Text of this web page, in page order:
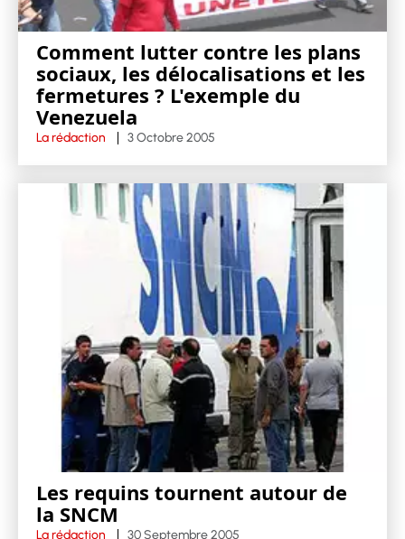
Comment lutter contre les plans
sociaux, les délocalisations et les
fermetures ? L'exemple du
Venezuela
La rédaction 3 Octobre 2005
Les requins tournent autour de
la SNCM
La rédaction 30 Septembre 2005